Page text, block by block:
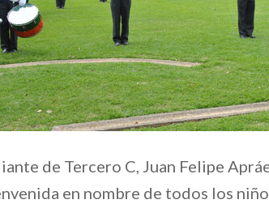
de Tercero C, Juan Felipe
en nombre de todos los